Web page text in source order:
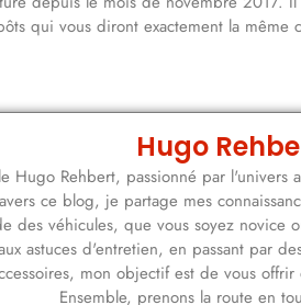
qui vous diront exactement la même
Hugo
Hugo Rehbert, passionné par l'univers
ce blog, je partage mes
des véhicules, que vous soyez novice
astuces d'entretien, en passant par
mon objectif est de vous
Ensemble, prenons la route en